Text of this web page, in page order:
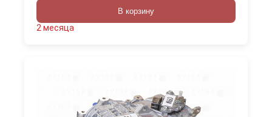
В корзину
2 месяца